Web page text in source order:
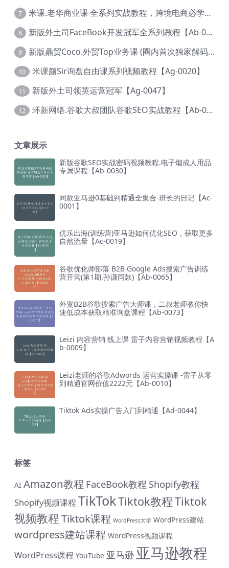
7 米课.老华商业课 全系列实战教程，跨境电商必学，价值16900元【Ag-0053】
8 新版外土司FaceBook开发冠军全系列教程【Ab-0021】
9 新版鼎贸Coco.外贸Top业务课 (圈内首次独家解码|460节课)【Ag-0091】
10 米课颜Sir询盘自由课系列视频教程【Ag-0020】
11 新版外土司领英运营冠军【Ag-0047】
12 环新网络.谷歌大叔团队谷歌SEO实战教程【Ab-0024】
文章展示
新版谷歌SEO实战密码视频教程.电子烟成人用品
专属课程【Ab-0030】
同款亚马逊0基础到精通全集合-班长的日记【Ac-
0001】
优乐出海(训练营)亚马逊如何优化SEO，获取更多
自然流量【Ac-0019】
谷歌优化师部落 B2B Google Ads搜索广告训练
营开营(第1期.孙谦同款)【Ab-0065】
外资B2B谷歌搜索广告大师课，二叔老师教你快
速低成本获取精准询盘课程【Ab-0073】
Leizi 内容营销 线上课 雷子内容营销视频教程【A
b-0009】
Leizi老师的谷歌Adwords 运营实操课 -雷子从零
到精通官网价值2222元【Ab-0010】
Tiktok Ads实操广告入门到精通【Ad-0044】
标签
AI Amazon教程 FaceBook教程 Shopify教程
Shopify视频课程 TikTokTiktok教程Tiktok
视频教程Tiktok课程 WordPress大学 WordPress建站
wordpress建站课程 WordPress视频课程
WordPress课程 YouTube 亚马逊 亚马逊教程